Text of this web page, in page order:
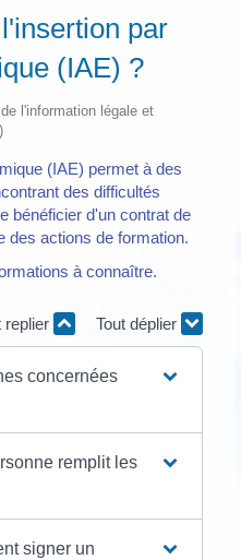
par
(IAE) ?
l'information légale et
(IAE) permet à des
des difficultés
bénéficier d'un contrat de
des actions de formation.
à connaître.
replier Tout déplier
concernées
remplit les
signer un